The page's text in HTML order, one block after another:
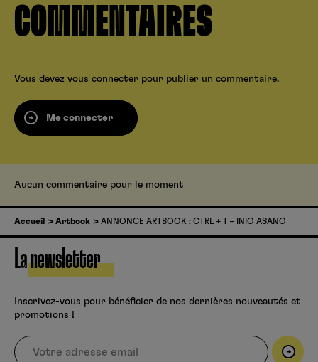
COMMENTAIRES
Vous devez vous connecter pour publier un commentaire.
Me connecter
Aucun commentaire pour le moment
Accueil Artbook ANNONCE ARTBOOK : CTRL + T – INIO ASANO
La newsletter
Inscrivez-vous pour bénéficier de nos dernières nouveautés et
promotions !